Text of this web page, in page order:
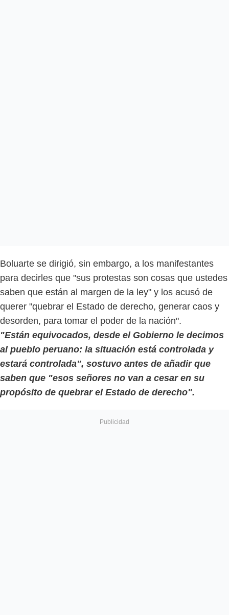
Boluarte se dirigió, sin embargo, a los manifestantes
para decirles que "sus protestas son cosas que ustedes
saben que están al margen de la ley" y los acusó de
querer "quebrar el Estado de derecho, generar caos y
desorden, para tomar el poder de la nación".
"Están equivocados, desde el Gobierno le decimos
al pueblo peruano: la situación está controlada y
estará controlada", sostuvo antes de añadir que
saben que "esos señores no van a cesar en su
propósito de quebrar el Estado de derecho".